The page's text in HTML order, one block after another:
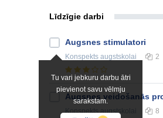
Līdzīgie darbi
Tu vari jebkuru darbu ātri
pievienot savu vēlmju
sarakstam.
Augsnes stimulatori
Konspekts augstskolai 2
Augsnes veidošanās
Konspektsaugstskolai 8